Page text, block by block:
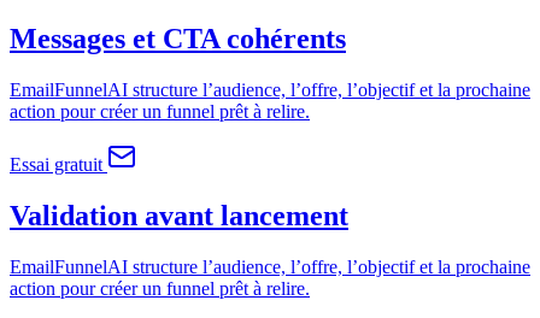
Messages et CTA cohérents
EmailFunnelAI structure l’audience, l’offre, l’objectif et la prochaine
action pour créer un funnel prêt à relire.
Essai gratuit
Validation avant lancement
EmailFunnelAI structure l’audience, l’offre, l’objectif et la prochaine
action pour créer un funnel prêt à relire.